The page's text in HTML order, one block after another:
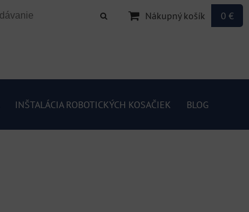
Nákupný košík 0 €
INŠTALÁCIA ROBOTICKÝCH KOSAČIEK BLOG